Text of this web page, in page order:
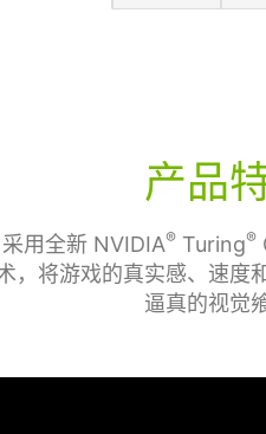
产品
用全新 NVIDIA®Turing®
，将游戏的真实感、速度
逼真的视觉